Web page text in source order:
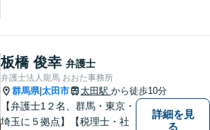
ことを大切にしています。お
一人で悩むことなく、お気軽
にご相談ください。
板橋 俊幸 弁護士
弁護士法人龍馬 おおた事務所
群馬県|太田市 太田駅 から徒歩10分
【弁護士1２名、群馬・東京・
埼玉に５拠点】【税理士・社
詳細を見
る